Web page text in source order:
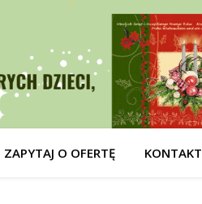
ZAPYTAJ O OFERTĘ KONTAKT